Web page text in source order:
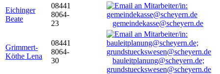
Eichinger
Beate
08441
8064-
23
gemeindekasse@scheyern.de
Grimmert-
Köthe Lena
08441
8064-
30
bauleitplanung@scheyern.de;
grundstueckswesen@scheyern.de